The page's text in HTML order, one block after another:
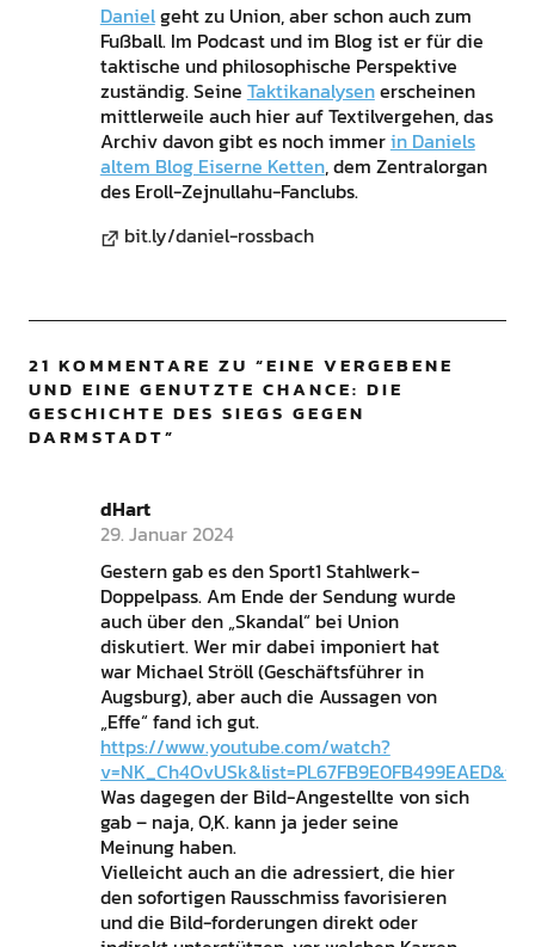
Danielgeht zu Union, aber schon auch zum
Fußball. Im Podcast und im Blog ist er für die
taktische und philosophische Perspektive
zuständig. Seine Taktikanalysenerscheinen
mittlerweile auch hier auf Textilvergehen, das
Archiv davon gibt es noch immerin Daniels
altem Blog Eiserne Ketten, dem Zentralorgan
des Eroll-Zejnullahu-Fanclubs.
bit.ly/daniel-rossbach
21 KOMMENTARE ZU “EINE VERGEBENE
UND EINE GENUTZTE CHANCE: DIE
GESCHICHTE DES SIEGS GEGEN
DARMSTADT”
dHart
29. Januar 2024
Gestern gab es den Sport1 Stahlwerk-
Doppelpass. Am Ende der Sendung wurde
auch über den „Skandal“ bei Union
diskutiert. Wer mir dabei imponiert hat
war Michael Ströll (Geschäftsführer in
Augsburg), aber auch die Aussagen von
„Effe“ fand ich gut.
https://www.youtube.com/watch?
Was dagegen der Bild-Angestellte von sich
gab – naja, O,K. kann ja jeder seine
Meinung haben.
Vielleicht auch an die adressiert, die hier
den sofortigen Rausschmiss favorisieren
und die Bild-forderungen direkt oder